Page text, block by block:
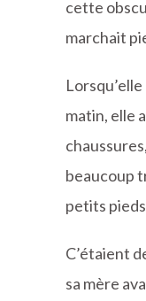
cette
marchait
matin, elle
beaucoup
petits
C’étaient
sa mère